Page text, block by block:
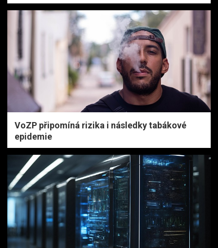
VoZP připomíná rizika i následky tabákové
epidemie